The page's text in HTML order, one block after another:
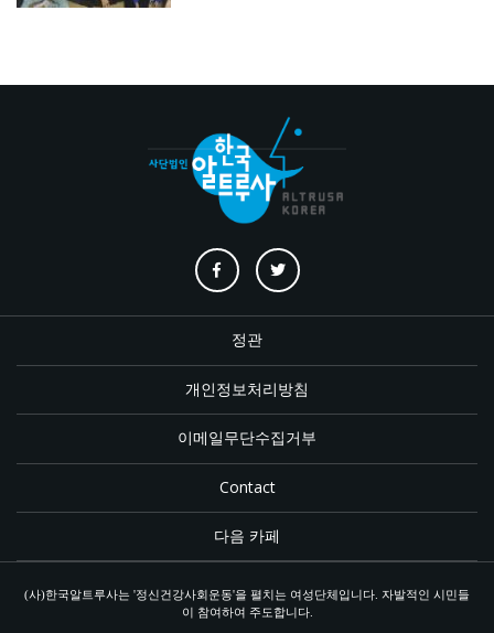
정관
개인정보처리방침
이메일무단수집거부
Contact
다음 카페
(사)한국알트루사는 '정신건강사회운동'을 펼치는 여성단체입니다. 자발적인 시민들
이 참여하여 주도합니다.